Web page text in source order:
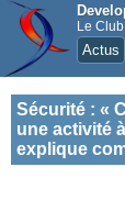
Le
Actus
Sécurité : «
une activité
explique